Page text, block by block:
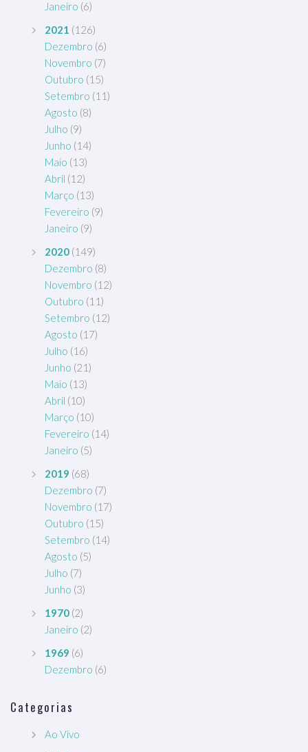
Janeiro (6)
2021 (126)
Dezembro (6)
Novembro (7)
Outubro (15)
Setembro (11)
Agosto (8)
Julho (9)
Junho (14)
Maio (13)
Abril (12)
Março (13)
Fevereiro (9)
Janeiro (9)
2020 (149)
Dezembro (8)
Novembro (12)
Outubro (11)
Setembro (12)
Agosto (17)
Julho (16)
Junho (21)
Maio (13)
Abril (10)
Março (10)
Fevereiro (14)
Janeiro (5)
2019 (68)
Dezembro (7)
Novembro (17)
Outubro (15)
Setembro (14)
Agosto (5)
Julho (7)
Junho (3)
1970 (2)
Janeiro (2)
1969 (6)
Dezembro (6)
Categorias
Ao Vivo